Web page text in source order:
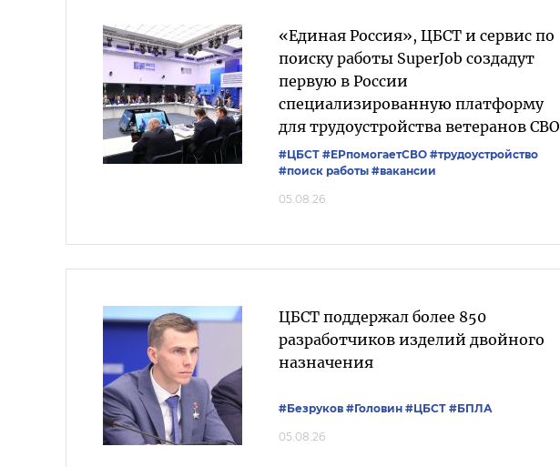
«Единая Россия», ЦБСТ и сервис по
поиску работы SuperJob создадут
первую в России
специализированную платформу
для трудоустройства ветеранов СВО
#ЦБСТ #ЕРпомогаетСВО #трудоустройство
#поиск работы #вакансии
05.08.26
ЦБСТ поддержал более 850
разработчиков изделий двойного
назначения
#Безруков #Головин #ЦБСТ #БПЛА
05.08.26